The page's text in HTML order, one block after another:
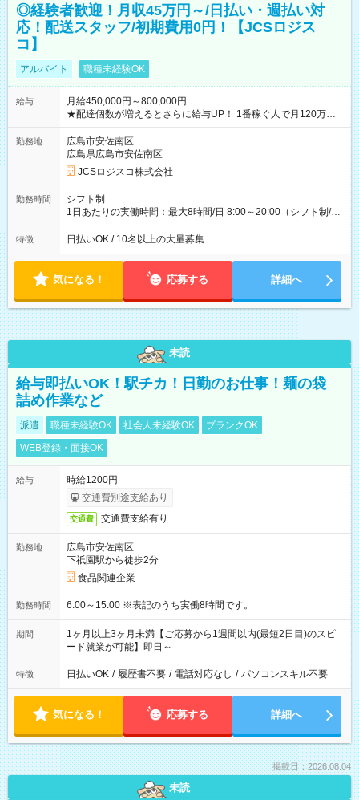
◎経験者歓迎！月収45万円～/日払い・週払い対
応！配送スタッフ/初期費用0円！【JCSロジス
コ】
アルバイト 職種未経験OK
給与
月給450,000円～800,000円
★配達個数が増えるとさらに給与UP！ 1番稼ぐ人で月120万ほ
ど！ ・主要都市エリア 月収55万円／週5日稼働 月収65万~112
万円／週6日稼働 ・地方郊外エリア 月収40万円／週5日稼働 月
収40万円~50万円／週6日稼働 ＜モデルイメージ＞ ■月収50万
円 (27歳男性/江東区在住)※元建築関係 1日150個配達×25日勤務
(日休み) ■月収80万円(43歳男性/墨田区在住)※元営業 1日200個
勤務地
広島市安佐南区
広島県広島市安佐南区
JCSロジスコ株式会社
勤務時間
シフト制
1日あたりの実働時間：最大8時間/日 8:00～20:00（シフト制/実
働8時間） ※週5日勤務（場所次第では週4も有り） ※配達状況
によって時間外での勤務可能性有り ※案件により多少の前後あ
特徴 日払いOK / 10名以上の大量募集
気になる！ 応募する 詳細へ
未読
給与即払いOK！駅チカ！日勤のお仕事！麺の袋
詰め作業など
派遣 職種未経験OK 社会人未経験OK
ブランクOK
WEB登録・面接OK
給与
時給1200円
交通費別途支給あり
交通費 交通費支給有り
勤務地
広島市安佐南区
下祇園駅から徒歩2分
食品関連企業
勤務時間 6:00～15:00 ※表記のうち実働8時間です。
期間
1ヶ月以上3ヶ月未満【ご応募から1週間以内(最短2日目)のスピ
ード就業が可能】即日～
特徴 日払いOK / 履歴書不要 / 電話対応なし / パソコンスキル不要
気になる！ 応募する 詳細へ
掲載日：2026.08.04
未読